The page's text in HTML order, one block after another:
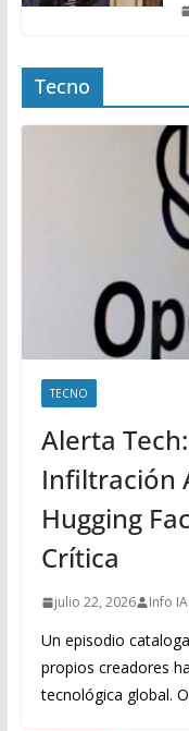
Tecno
TECNO
Alerta
Infiltración
Hugging
Crítica
julio 22, 2026 Info IA
Un episodio
propios creadores
tecnológica global.